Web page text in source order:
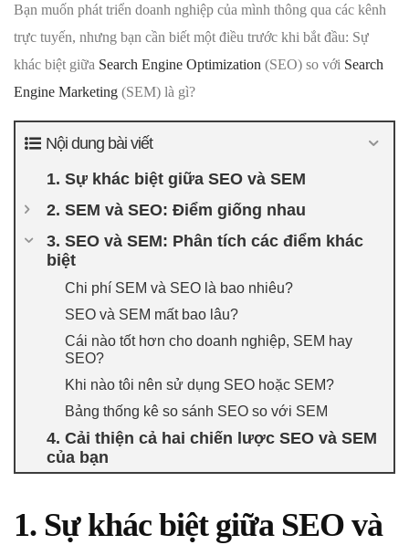
Bạn muốn phát triển doanh nghiệp của mình thông qua các kênh
trực tuyến, nhưng bạn cần biết một điều trước khi bắt đầu: Sự
khác biệt giữa Search Engine Optimization (SEO) so với Search
Engine Marketing (SEM) là gì?
Nội dung bài viết
1. Sự khác biệt giữa SEO và SEM
2. SEM và SEO: Điểm giống nhau
3. SEO và SEM: Phân tích các điểm khác
biệt
Chi phí SEM và SEO là bao nhiêu?
SEO và SEM mất bao lâu?
Cái nào tốt hơn cho doanh nghiệp, SEM hay
SEO?
Khi nào tôi nên sử dụng SEO hoặc SEM?
Bảng thống kê so sánh SEO so với SEM
4. Cải thiện cả hai chiến lược SEO và SEM
của bạn
1. Sự khác biệt giữa SEO và